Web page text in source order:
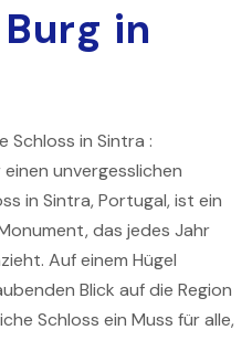
in
Schloss in Sintra :
unvergesslichen
in Sintra, Portugal, ist ein
das jedes Jahr
Auf einem Hügel
Blick auf die Region
Schloss ein Muss für alle,